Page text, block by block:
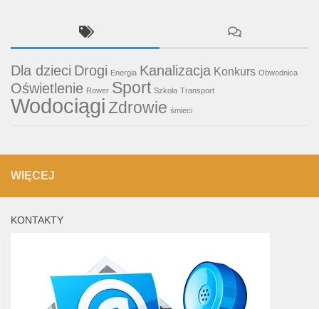
Dla dzieci Drogi Energia Kanalizacja Konkurs Obwodnica
Oświetlenie Rower Sport Szkoła Transport
WodociągiZdrowie śmieci
WIĘCEJ
KONTAKTY